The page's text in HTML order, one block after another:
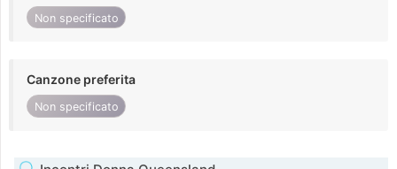
Non specificato
Canzone preferita
Non specificato